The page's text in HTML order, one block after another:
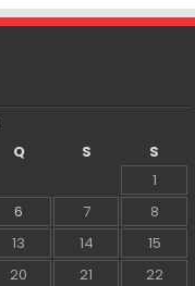
Q S
S
1
6 7
8
13 14
15
20 21
22